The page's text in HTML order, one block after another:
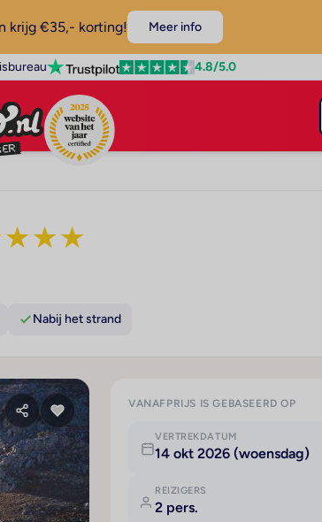
krijg €35,- korting! Meer info
4.8/5.0
★★★
Nabij het strand
VANAFPRIJS IS GEBASEERD OP
VERTREKDATUM
14 okt 2026 (woensdag)
REIZIGERS
2 pers.